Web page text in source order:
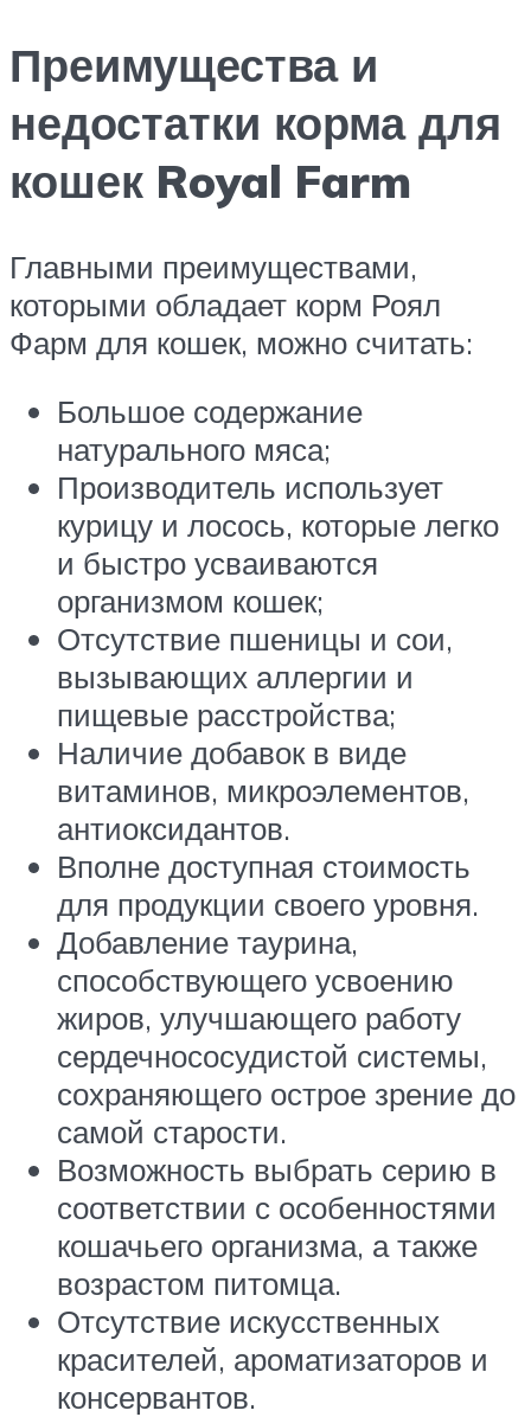
Преимущества и
недостатки корма для
кошек Royal Farm
Главными преимуществами,
которыми обладает корм Роял
Фарм для кошек, можно считать:
Большое содержание
натурального мяса;
Производитель использует
курицу и лосось, которые легко
и быстро усваиваются
организмом кошек;
Отсутствие пшеницы и сои,
вызывающих аллергии и
пищевые расстройства;
Наличие добавок в виде
витаминов, микроэлементов,
антиоксидантов.
Вполне доступная стоимость
для продукции своего уровня.
Добавление таурина,
способствующего усвоению
жиров, улучшающего работу
сердечнососудистой системы,
сохраняющего острое зрение до
самой старости.
Возможность выбрать серию в
соответствии с особенностями
кошачьего организма, а также
возрастом питомца.
Отсутствие искусственных
красителей, ароматизаторов и
консервантов.